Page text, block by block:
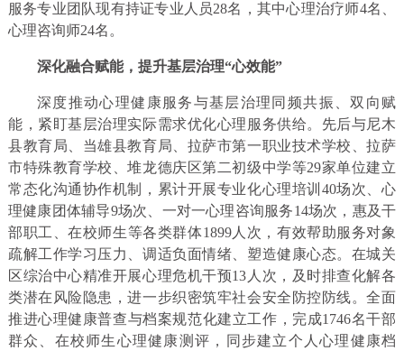
服务专业团队现有持证专业人员28名，其中心理治疗师4名、
心理咨询师24名。
深化融合赋能，提升基层治理“心效能”
深度推动心理健康服务与基层治理同频共振、双向赋
能，紧盯基层治理实际需求优化心理服务供给。先后与尼木
县教育局、当雄县教育局、拉萨市第一职业技术学校、拉萨
市特殊教育学校、堆龙德庆区第二初级中学等29家单位建立
常态化沟通协作机制，累计开展专业化心理培训40场次、心
理健康团体辅导9场次、一对一心理咨询服务14场次，惠及干
部职工、在校师生等各类群体1899人次，有效帮助服务对象
疏解工作学习压力、调适负面情绪、塑造健康心态。在城关
区综治中心精准开展心理危机干预13人次，及时排查化解各
类潜在风险隐患，进一步织密筑牢社会安全防控防线。全面
推进心理健康普查与档案规范化建立工作，完成1746名干部
群众、在校师生心理健康测评，同步建立个人心理健康档